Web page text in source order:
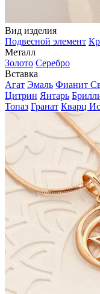
Вид изделия
Подвесной элемент
Металл
Золото Серебро
Вставка
Агат Эмаль Фианит
Цитрин Янтарь
Топаз Гранат Кварц